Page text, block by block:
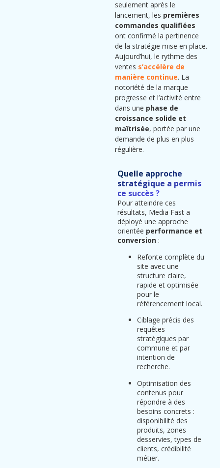
seulement après le
lancement, les premières
commandes qualifiées
ont confirmé la pertinence
de la stratégie mise en place.
Aujourd’hui, le rythme des
ventes s’accélère de
manière continue. La
notoriété de la marque
progresse et l’activité entre
dans une phase de
croissance solide et
maîtrisée, portée par une
demande de plus en plus
régulière.
Quelle approche
stratégique a permis
ce succès ?
Pour atteindre ces
résultats, Media Fast a
déployé une approche
orientée performance et
conversion :
Refonte complète du
site avec une
structure claire,
rapide et optimisée
pour le
référencement local.
Ciblage précis des
requêtes
stratégiques par
commune et par
intention de
recherche.
Optimisation des
contenus pour
répondre à des
besoins concrets :
disponibilité des
produits, zones
desservies, types de
clients, crédibilité
métier.